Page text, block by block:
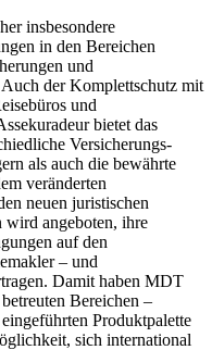
insbesondere
in den Bereichen
und
der Komplettschutz mit
und
bietet das
Versicherungs-
als auch die bewährte
veränderten
neuen juristischen
wird angeboten, ihre
auf den
– und
Damit haben MDT
Bereichen –
Produktpalette
sich international